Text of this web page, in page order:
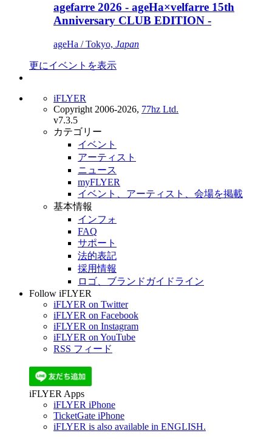
agefarre 2026 - ageHa×velfarre 15th
Anniversary CLUB EDITION -
ageHa / Tokyo, Japan
更にイベントを表示
iFLYER
Copyright 2006-2026, 77hz Ltd.
v7.3.5
カテゴリー
イベント
アーティスト
ニュース
myFLYER
イベント、アーティスト、会場を掲載
基本情報
インフォ
FAQ
サポート
法的表記
採用情報
ロゴ、ブランドガイドライン
Follow iFLYER
iFLYER on Twitter
iFLYER on Facebook
iFLYER on Instagram
iFLYER on YouTube
RSS フィード
iFLYER Apps
iFLYER iPhone
TicketGate iPhone
iFLYER is also available in ENGLISH.